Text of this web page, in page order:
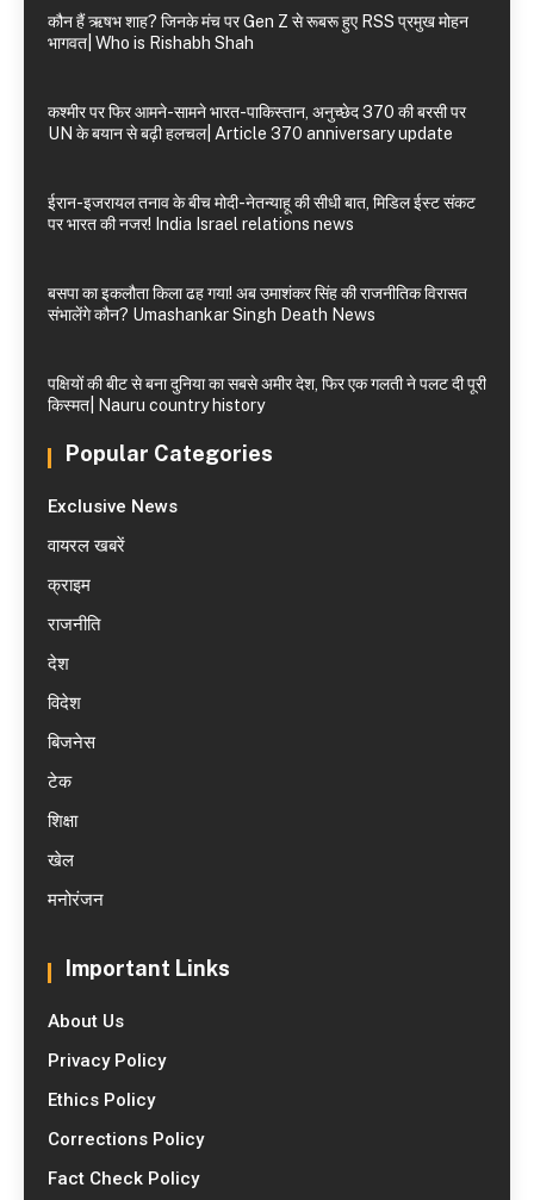
कौन हैं ऋषभ शाह? जिनके मंच पर Gen Z से रूबरू हुए RSS प्रमुख मोहन
भागवत| Who is Rishabh Shah
कश्मीर पर फिर आमने-सामने भारत-पाकिस्तान, अनुच्छेद 370 की बरसी पर
UN के बयान से बढ़ी हलचल| Article 370 anniversary update
ईरान-इजरायल तनाव के बीच मोदी-नेतन्याहू की सीधी बात, मिडिल ईस्ट संकट
पर भारत की नजर! India Israel relations news
बसपा का इकलौता किला ढह गया! अब उमाशंकर सिंह की राजनीतिक विरासत
संभालेंगे कौन? Umashankar Singh Death News
पक्षियों की बीट से बना दुनिया का सबसे अमीर देश, फिर एक गलती ने पलट दी पूरी
किस्मत| Nauru country history
Popular Categories
Exclusive News
वायरल खबरें
क्राइम
राजनीति
देश
विदेश
बिजनेस
टेक
शिक्षा
खेल
मनोरंजन
Important Links
About Us
Privacy Policy
Ethics Policy
Corrections Policy
Fact Check Policy